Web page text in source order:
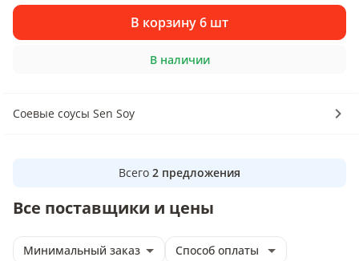
В корзину 6 шт
В наличии
Соевые соусы Sen Soy
Всего 2 предложения
Все поставщики и цены
Минимальный заказ Способ оплаты